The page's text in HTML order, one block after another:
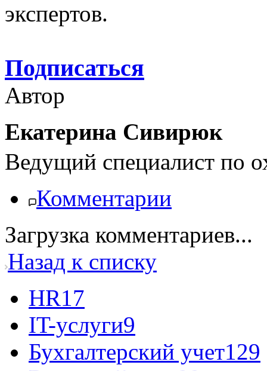
экспертов.
Подписаться
Автор
Екатерина Сивирюк
Ведущий специалист по
Комментарии
Загрузка комментариев...
Назад к списку
HR17
IT-услуги9
Бухгалтерский учет129